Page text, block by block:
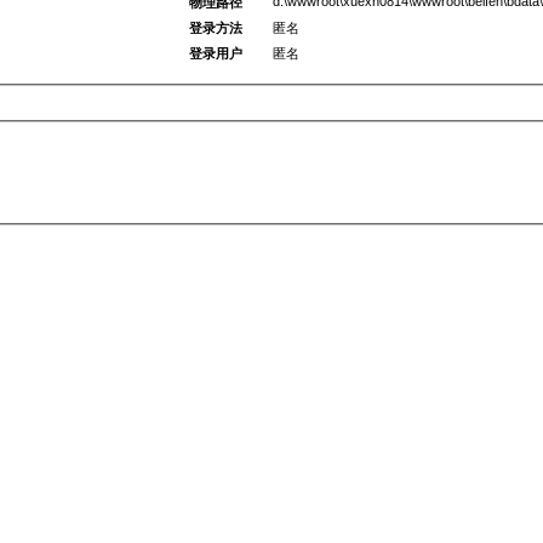
登录方法
匿名
登录用户
匿名